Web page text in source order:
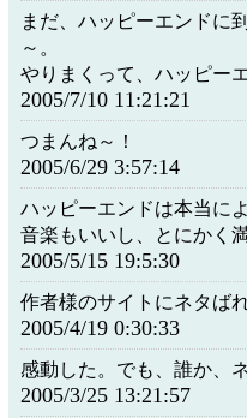
まだ、ハッピーエンドに
～。
やりまくって、ハッピー
2005/7/10 11:21:21
つまんね～！
2005/6/29 3:57:14
ハッピーエンドは本当に
音楽もいいし、とにかく
2005/5/15 19:5:30
作者様のサイトにネタば
2005/4/19 0:30:33
感動した。でも、誰か、
2005/3/25 13:21:57